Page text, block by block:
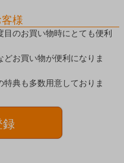
様
のお買い物時にとても便利
お買い物が便利になりま
特典も多数用意しておりま
録